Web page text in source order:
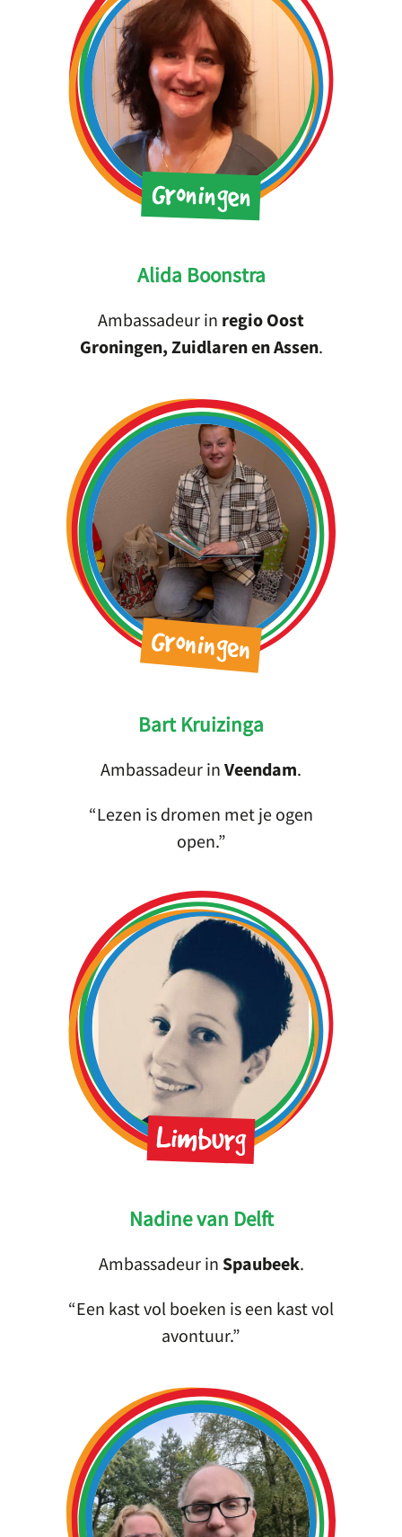
Groningen
Alida Boonstra
Ambassadeur in regio Oost
Groningen, Zuidlaren en Assen.
Groningen
Bart Kruizinga
Ambassadeur in Veendam.
Lezen is dromen met je ogen
open.
Limburg
Nadine van Delft
Ambassadeur in Spaubeek.
Een kast vol boeken is een kast vol
avontuur.